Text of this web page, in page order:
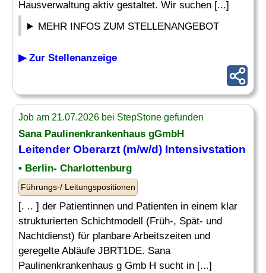
Hausverwaltung aktiv gestaltet. Wir suchen [...]
MEHR INFOS ZUM STELLENANGEBOT
▶ Zur Stellenanzeige
Job am 21.07.2026 bei StepStone gefunden
Sana Paulinenkrankenhaus gGmbH
LeitenderOberarzt (m/w/d) Intensivstation
• Berlin- Charlottenburg
Führungs-/ Leitungspositionen
[. .. ] der Patientinnen und Patienten in einem klar
strukturierten Schichtmodell (Früh-, Spät- und
Nachtdienst) für planbare Arbeitszeiten und
geregelte Abläufe JBRT1DE. Sana
Paulinenkrankenhaus g Gmb H sucht in [...]